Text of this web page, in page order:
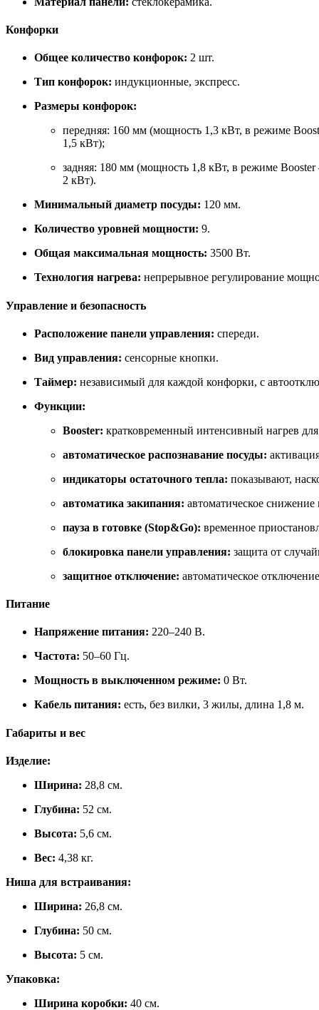
Конфорки
Общее количество конфорок: 2 шт.
Тип конфорок: индукционные, экспресс.
Размеры конфорок:
передняя: 160 мм (мощность 1,3 кВт, в режиме
1,5 кВт);
задняя: 180 мм (мощность 1,8 кВт, в режиме
2 кВт).
Минимальный диаметр посуды: 120 мм.
Количество уровней мощности: 9.
Общая максимальная мощность: 3500 Вт.
Технология нагрева: непрерывное регулирование
Управление и безопасность
Расположение панели управления: спереди.
Вид управления: сенсорные кнопки.
Таймер: независимый для каждой конфорки, с
Функции:
Booster: кратковременный интенсивный нагрев
автоматическое распознавание посуды:
индикаторы остаточного тепла: показывают,
автоматика закипания: автоматическое
пауза в готовке (Stop&Go): временное
блокировка панели управления: защита от
защитное отключение: автоматическое
Питание
Напряжение питания: 220–240 В.
Частота: 50–60 Гц.
Мощность в выключенном режиме: 0 Вт.
Кабель питания: есть, без вилки, 3 жилы, длина 1,8 м.
Габариты и вес
Изделие:
Ширина: 28,8 см.
Глубина: 52 см.
Высота: 5,6 см.
Вес: 4,38 кг.
Ниша для встраивания:
Ширина: 26,8 см.
Глубина: 50 см.
Высота: 5 см.
Упаковка:
Ширина коробки: 40 см.